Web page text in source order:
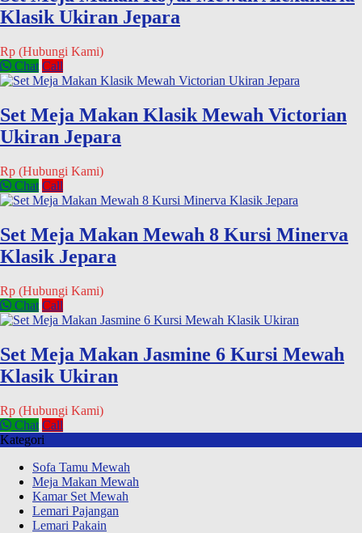
Klasik Ukiran Jepara
Rp (Hubungi Kami)
Chat Call
Set Meja Makan Klasik Mewah Victorian
Ukiran Jepara
Rp (Hubungi Kami)
Chat Call
Set Meja Makan Mewah 8 Kursi Minerva
Klasik Jepara
Rp (Hubungi Kami)
Chat Call
Set Meja Makan Jasmine 6 Kursi Mewah
Klasik Ukiran
Rp (Hubungi Kami)
Chat Call
Kategori
Sofa Tamu Mewah
Meja Makan Mewah
Kamar Set Mewah
Lemari Pajangan
Lemari Pakain